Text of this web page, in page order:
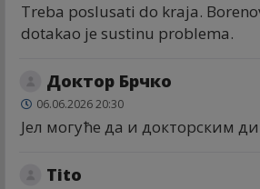
Treba poslusati do kraja.
dotakao je sustinu problema.
Доктор Брчко
06.06.2026 20:30
Јел могуће да и докторским
Tito